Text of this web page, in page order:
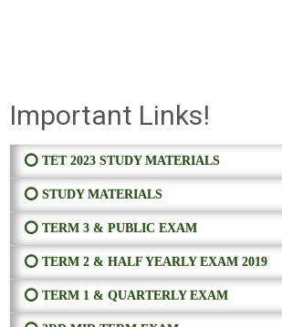
Important Links!
⭕ TET 2023 STUDY MATERIALS
⭕ STUDY MATERIALS
⭕ TERM 3 & PUBLIC EXAM
⭕ TERM 2 & HALF YEARLY EXAM 2019
⭕ TERM 1 & QUARTERLY EXAM